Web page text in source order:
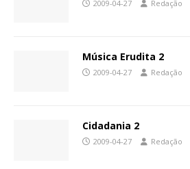
2009-04-27 Redação
Música Erudita 2
2009-04-27 Redação
Cidadania 2
2009-04-27 Redação